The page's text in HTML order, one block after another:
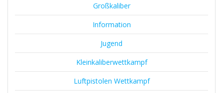
Großkaliber
Information
Jugend
Kleinkaliberwettkampf
Luftpistolen Wettkampf